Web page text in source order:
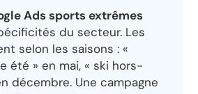
Ads sports extrêmes
du secteur. Les
selon les saisons : «
été » en mai, « ski hors-
décembre. Une campagne